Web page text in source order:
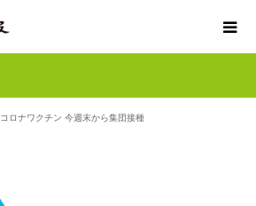
コロナワクチン 今週末から集団接種